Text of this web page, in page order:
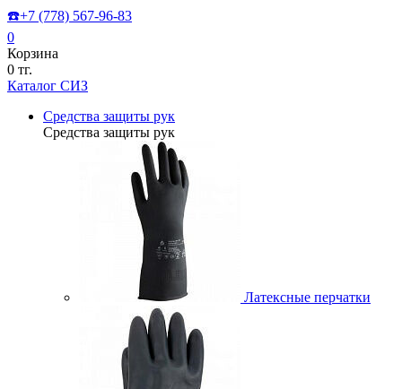
☎️+7 (778) 567-96-83
0
Корзина
0 тг.
Каталог СИЗ
Средства защиты рук
Средства защиты рук
Латексные перчатки